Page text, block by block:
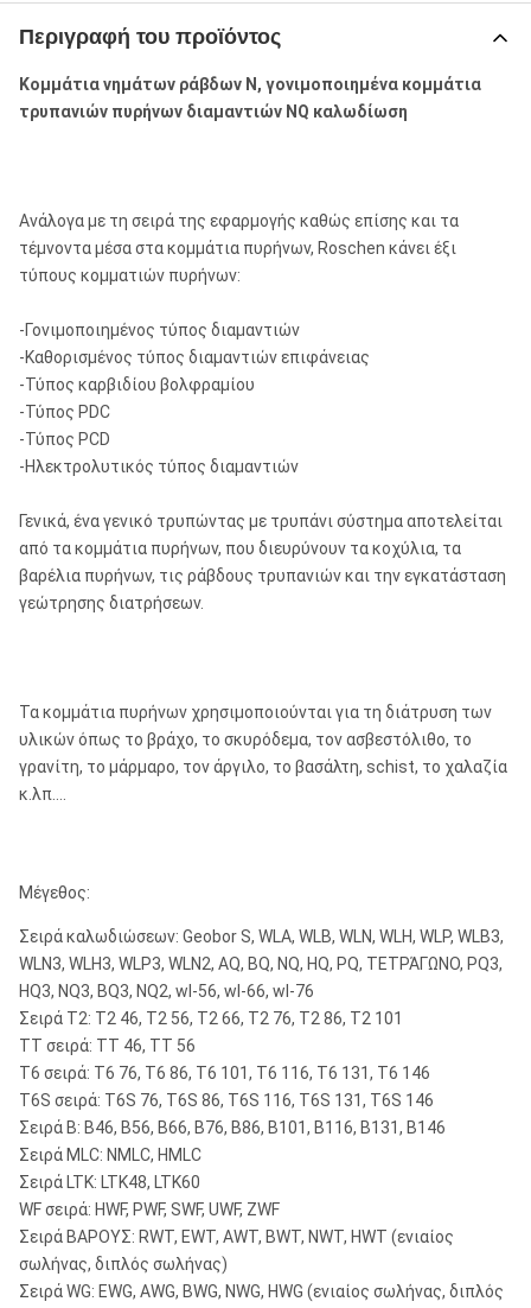
Περιγραφή του προϊόντος
Κομμάτια νημάτων ράβδων Ν, γονιμοποιημένα κομμάτια
τρυπανιών πυρήνων διαμαντιών NQ καλωδίωση
Ανάλογα με τη σειρά της εφαρμογής καθώς επίσης και τα
τέμνοντα μέσα στα κομμάτια πυρήνων, Roschen κάνει έξι
τύπους κομματιών πυρήνων:
-Γονιμοποιημένος τύπος διαμαντιών
-Καθορισμένος τύπος διαμαντιών επιφάνειας
-Τύπος καρβιδίου βολφραμίου
-Τύπος PDC
-Τύπος PCD
-Ηλεκτρολυτικός τύπος διαμαντιών
Γενικά, ένα γενικό τρυπώντας με τρυπάνι σύστημα αποτελείται
από τα κομμάτια πυρήνων, που διευρύνουν τα κοχύλια, τα
βαρέλια πυρήνων, τις ράβδους τρυπανιών και την εγκατάσταση
γεώτρησης διατρήσεων.
Τα κομμάτια πυρήνων χρησιμοποιούνται για τη διάτρυση των
υλικών όπως το βράχο, το σκυρόδεμα, τον ασβεστόλιθο, το
γρανίτη, το μάρμαρο, τον άργιλο, το βασάλτη, schist, το χαλαζία
κ.λπ….
Μέγεθος:
Σειρά καλωδιώσεων: Geobor S, WLA, WLB, WLN, WLH, WLP, WLB3,
WLN3, WLH3, WLP3, WLN2, AQ, BQ, NQ, HQ, PQ, ΤΕΤΡΆΓΩΝΟ, PQ3,
HQ3, NQ3, BQ3, NQ2, wl-56, wl-66, wl-76
Σειρά T2: T2 46, T2 56, T2 66, T2 76, T2 86, T2 101
TT σειρά: TT 46, TT 56
T6 σειρά: T6 76, T6 86, T6 101, T6 116, T6 131, T6 146
T6S σειρά: T6S 76, T6S 86, T6S 116, T6S 131, T6S 146
Σειρά Β: B46, B56, B66, B76, B86, B101, B116, B131, B146
Σειρά MLC: NMLC, HMLC
Σειρά LTK: LTK48, LTK60
WF σειρά: HWF, PWF, SWF, UWF, ZWF
Σειρά ΒΑΡΟΥΣ: RWT, EWT, AWT, BWT, NWT, HWT (ενιαίος
σωλήνας, διπλός σωλήνας)
Σειρά WG: EWG, AWG, BWG, NWG, HWG (ενιαίος σωλήνας, διπλός